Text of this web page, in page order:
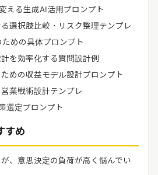
える生成AI活用プロンプト
選択肢比較・リスク整理テンプレ
めの具体プロンプト
を効率化する質問設計例
めの収益モデル設計プロンプト
業戦術設計テンプレ
選定プロンプト
すめ
、意思決定の負荷が高く悩んでい